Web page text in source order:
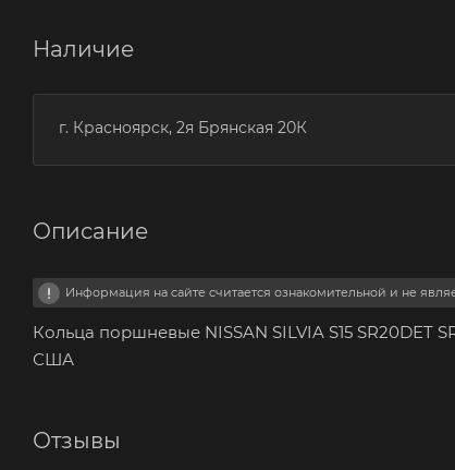
Наличие
г. Красноярск, 2я Брянская 20К
Описание
Информация на сайте считается ознакомительной и не
Кольца поршневые NISSAN SILVIA S15 SR20DET
США
Отзывы